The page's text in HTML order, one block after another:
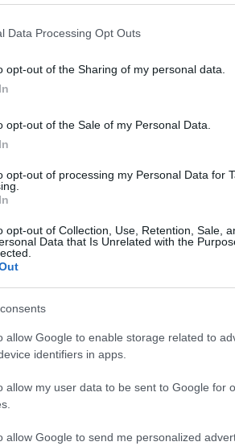
Data Processing Opt Outs
opt-out of the Sharing of my personal data.
opt-out of the Sale of my Personal Data.
opt-out of processing my Personal Data for
opt-out of Collection, Use, Retention, Sale,
Data that Is Unrelated with the
allow Google to enable storage related to
identifiers in apps.
allow my user data to be sent to Google for
allow Google to send me personalized
első fellépésén. Vasárnap a United a
on is!
működését!